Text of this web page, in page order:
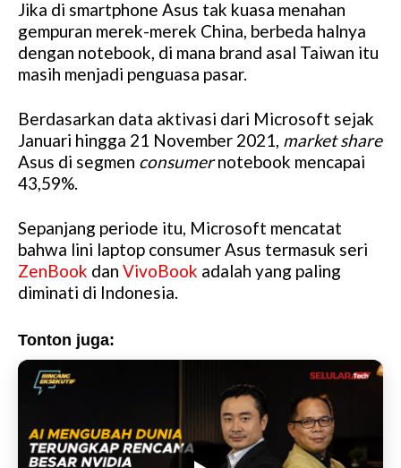
M
u
t
Jika di smartphone Asus tak kuasa menahan
gempuran merek-merek China, berbeda halnya
dengan notebook, di mana brand asal Taiwan itu
masih menjadi penguasa pasar.
Berdasarkan data aktivasi dari Microsoft sejak
Januari hingga 21 November 2021, market share
Asus di segmen consumernotebook mencapai
43,59%.
Sepanjang periode itu, Microsoft mencatat
bahwa lini laptop consumer Asus termasuk seri
ZenBook dan VivoBook adalah yang paling
diminati di Indonesia.
Tonton juga: